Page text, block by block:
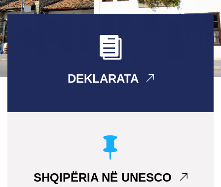
DEKLARATA
SHQIPËRIA NË UNESCO